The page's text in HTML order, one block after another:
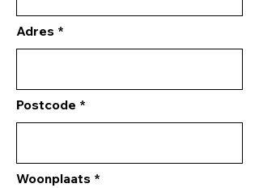
Adres
Postcode
Woonplaats